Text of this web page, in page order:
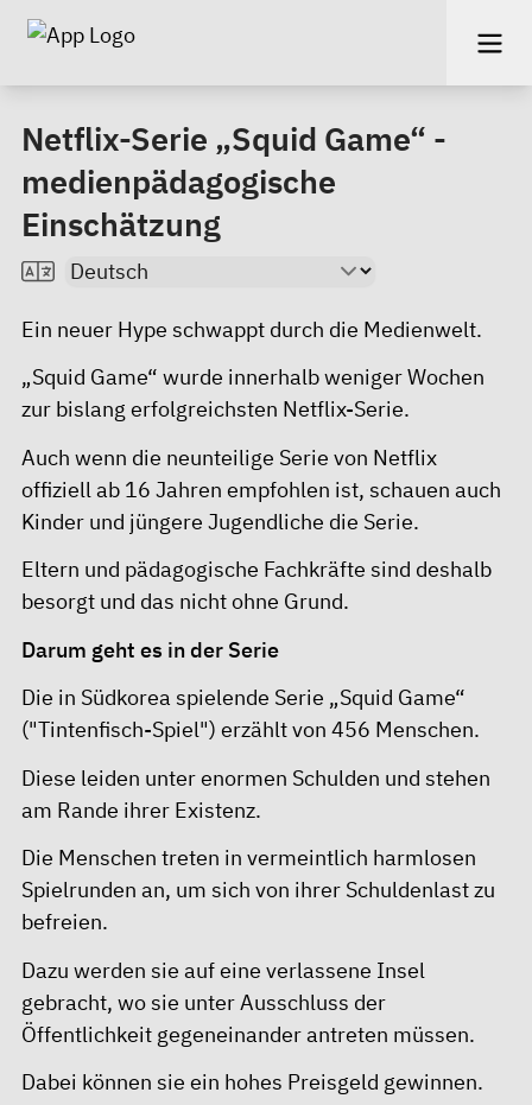
Netflix-Serie „Squid Game“ -
medienpädagogische
Einschätzung
Ein neuer Hype schwappt durch die Medienwelt.
„Squid Game“ wurde innerhalb weniger Wochen
zur bislang erfolgreichsten Netflix-Serie.
Auch wenn die neunteilige Serie von Netflix
offiziell ab 16 Jahren empfohlen ist, schauen auch
Kinder und jüngere Jugendliche die Serie.
Eltern und pädagogische Fachkräfte sind deshalb
besorgt und das nicht ohne Grund.
Darum geht es in der Serie
Die in Südkorea spielende Serie „Squid Game“
("Tintenfisch-Spiel") erzählt von 456 Menschen.
Diese leiden unter enormen Schulden und stehen
am Rande ihrer Existenz.
Die Menschen treten in vermeintlich harmlosen
Spielrunden an, um sich von ihrer Schuldenlast zu
befreien.
Dazu werden sie auf eine verlassene Insel
gebracht, wo sie unter Ausschluss der
Öffentlichkeit gegeneinander antreten müssen.
Dabei können sie ein hohes Preisgeld gewinnen.